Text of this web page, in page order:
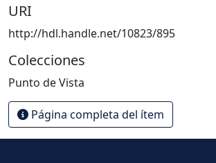
URI
http://hdl.handle.net/10823/895
Colecciones
Punto de Vista
Página completa del ítem